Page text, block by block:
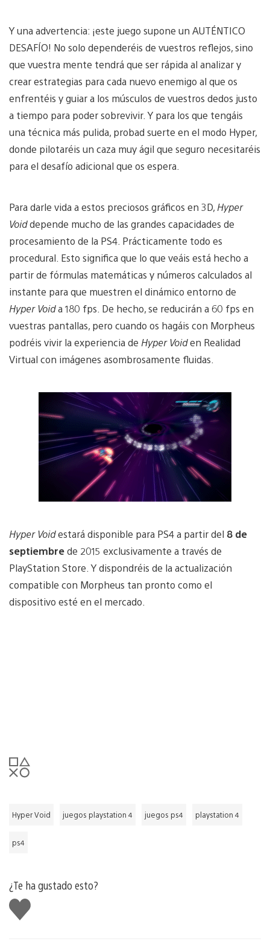
Y una advertencia: ¡este juego supone un AUTÉNTICO
DESAFÍO! No solo dependeréis de vuestros reflejos, sino
que vuestra mente tendrá que ser rápida al analizar y
crear estrategias para cada nuevo enemigo al que os
enfrentéis y guiar a los músculos de vuestros dedos justo
a tiempo para poder sobrevivir. Y para los que tengáis
una técnica más pulida, probad suerte en el modo Hyper,
donde pilotaréis un caza muy ágil que seguro necesitaréis
para el desafío adicional que os espera.
Para darle vida a estos preciosos gráficos en 3D, Hyper
Voiddepende mucho de las grandes capacidades de
procesamiento de la PS4. Prácticamente todo es
procedural. Esto significa que lo que veáis está hecho a
partir de fórmulas matemáticas y números calculados al
instante para que muestren el dinámico entorno de
Hyper Voida 180 fps. De hecho, se reducirán a 60 fps en
vuestras pantallas, pero cuando os hagáis con Morpheus
podréis vivir la experiencia de Hyper Voiden Realidad
Virtual con imágenes asombrosamente fluidas.
Hyper Voidestará disponible para PS4 a partir del 8 de
septiembrede 2015 exclusivamente a través de
PlayStation Store. Y dispondréis de la actualización
compatible con Morpheus tan pronto como el
dispositivo esté en el mercado.
Hyper Void juegos playstation 4 juegos ps4 playstation 4
ps4
¿Te ha gustado esto?
Me
gusta